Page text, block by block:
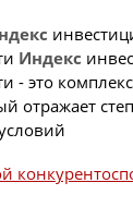
Индекс
- это
отражает